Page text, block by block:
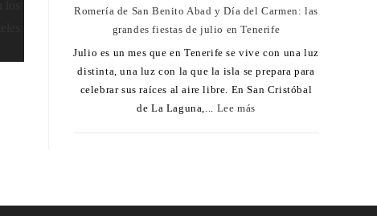
Romería de San Benito Abad y Día del Carmen: las
grandes fiestas de julio en Tenerife
Julio es un mes que en Tenerife se vive con una luz
distinta, una luz con la que la isla se prepara para
celebrar sus raíces al aire libre. En San Cristóbal
de La Laguna,... Lee más